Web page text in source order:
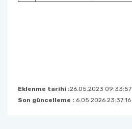
Eklenme tarihi :26.05.2023 09:33:57
Son güncelleme : 6.05.2026 23:37:16